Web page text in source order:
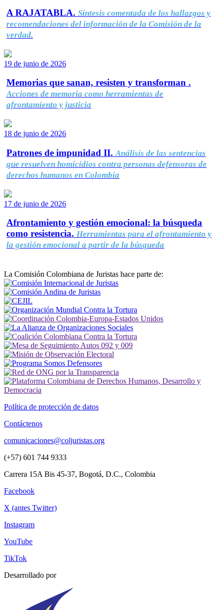
A RAJATABLA. Síntesis comentada de los hallazgos y
recomendaciones del información de la Comisión de la
verdad.
19 de junio de 2026
Memorias que sanan, resisten y transforman .
Acciones de memoria como herramientas de
afrontamiento y justicia
18 de junio de 2026
Patrones de impunidad II. Análisis de las sentencias
que resuelven homicidios contra personas defensoras de
derechos humanos en Colombia
17 de junio de 2026
Afrontamiento y gestión emocional: la búsqueda
como resistencia. Herramientas para el afrontamiento y
la gestión emocional a partir de la búsqueda
La Comisión Colombiana de Juristas hace parte de:
Política de protección de datos
Contáctenos
comunicaciones@coljuristas.org
(+57) 601 744 9333
Carrera 15A Bis 45-37, Bogotá, D.C., Colombia
Facebook
X (antes Twitter)
Instagram
YouTube
TikTok
Desarrollado por